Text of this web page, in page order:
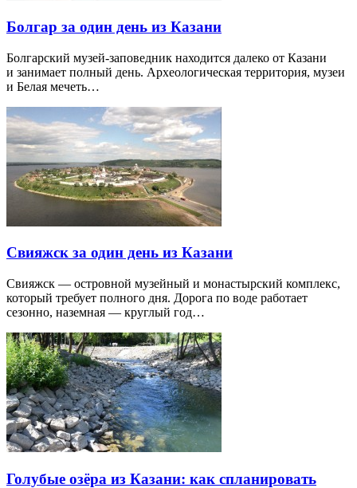
Болгар за один день из Казани
Болгарский музей-заповедник находится далеко от Казани
и занимает полный день. Археологическая территория, музеи
и Белая мечеть…
Свияжск за один день из Казани
Свияжск — островной музейный и монастырский комплекс,
который требует полного дня. Дорога по воде работает
сезонно, наземная — круглый год…
Голубые озёра из Казани: как спланировать